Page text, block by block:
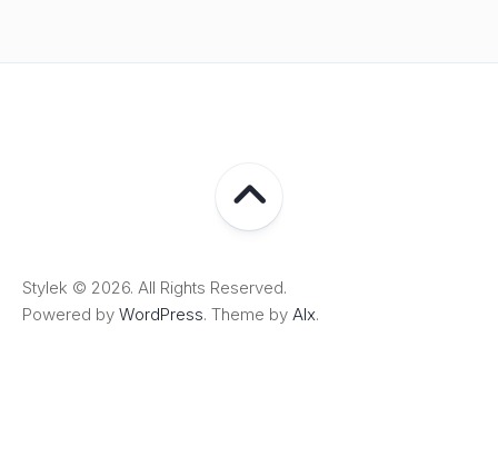
Stylek © 2026. All Rights Reserved.
Powered by WordPress. Theme by Alx.